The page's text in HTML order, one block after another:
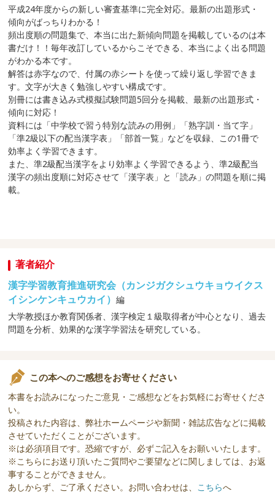
平成24年度からの新しい審査基準に完全対応。最新の出題形式・
傾向がばっちりわかる！
頻出度順の問題集で、本当に出た新傾向問題を掲載しているのは本
書だけ！！毎年改訂しているからこそできる、本当によく出る問題
がわかる本です。
解答は赤字なので、付属の赤シートを使って繰り返し学習できま
す。文字が大きく勉強しやすい構成です。
別冊には書き込み式模擬試験問題5回分を掲載、最新の出題形式・
傾向に対応！
資料には「中学校で習う特別な読みの用例」「熟字訓・当て字」
「準2級以下の配当漢字表」「部首一覧」などを収録、この1冊で
効率よく学習できます。
また、準2級配当漢字をより効率よく学習できるよう、準2級配当
漢字の頻出度順に対応させて「漢字表」と「読み」の問題を順に掲
載。
著者紹介
漢字学習教育推進研究会（カンジガクシュウキョウイクス
イシンケンキュウカイ）編
大学教授ほか教育関係者、漢字検定１級取得者が中心となり、過去
問題を分析、効果的な漢字学習法を研究している。
この本へのご感想をお寄せください
本書をお読みになったご意見・ご感想などをお気軽にお寄せくださ
い。
投稿された内容は、弊社ホームページや新聞・雑誌広告などに掲載
させていただくことがございます。
※は必須項目です。恐縮ですが、必ずご記入をお願いいたします。
※こちらにお送り頂いたご質問やご要望などに関しましては、お返
事することができません。
あしからず、ご了承ください。お問い合わせは、 こちらへ